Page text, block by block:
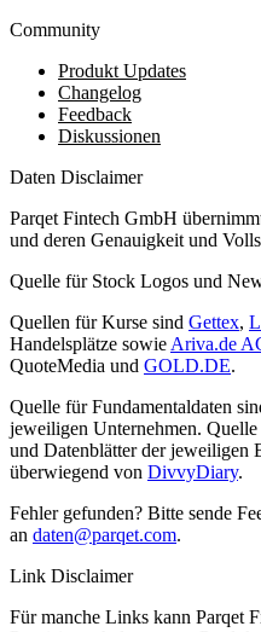
Community
Produkt Updates
Changelog
Feedback
Diskussionen
Daten Disclaimer
Parqet Fintech GmbH
und deren Genauigkeit und
Quelle für Stock Logos und
Quellen für Kurse sind Gettex,
Handelsplätze sowie Ariva.de
QuoteMedia und GOLD.DE.
Quelle für Fundamentaldaten
jeweiligen Unternehmen.
und Datenblätter der jeweiligen
überwiegend von DivvyDiary.
Fehler gefunden? Bitte sende
an daten@parqet.com.
Link Disclaimer
Für manche Links kann Parqet